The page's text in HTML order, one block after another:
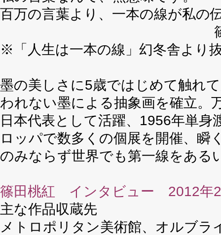
百万の言葉より、一本の線が私の
※「人生は一本の線」幻冬舎より
墨の美しさに5歳ではじめて触れ
われない墨による抽象画を確立。
日本代表として活躍、1956年単
ロッパで数多くの個展を開催、瞬
のみならず世界でも第一線をある
篠田桃紅 インタビュー 2012年
主な作品収蔵先
メトロポリタン美術館、オルブラ